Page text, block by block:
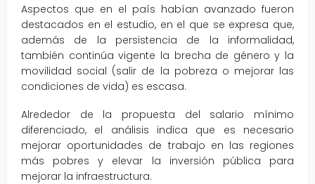
Aspectos que en el país habían avanzado fueron
destacados en el estudio, en el que se expresa que,
además de la persistencia de la informalidad,
también continúa vigente la brecha de género y la
movilidad social (salir de la pobreza o mejorar las
condiciones de vida) es escasa.
Alrededor de la propuesta del salario mínimo
diferenciado, el análisis indica que es necesario
mejorar oportunidades de trabajo en las regiones
más pobres y elevar la inversión pública para
mejorar la infraestructura.